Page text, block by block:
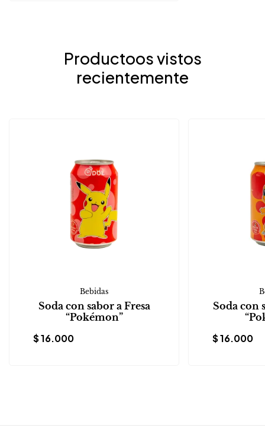
Productoos vistos
recientemente
Bebidas
Soda con sabor a Fresa
“Pokémon”
$16.000
Soda con
$16.000